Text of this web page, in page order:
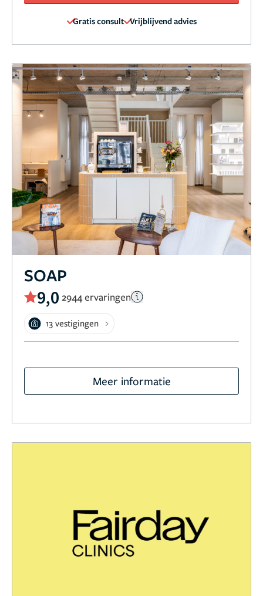
Gratis consult Vrijblijvend advies
SOAP
9,0 2944 ervaringen
13 vestigingen
Meer informatie